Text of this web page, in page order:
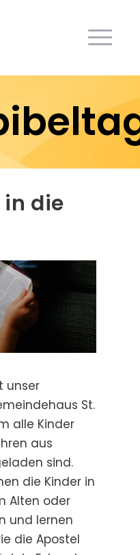
die
unser
St.
alle Kinder
aus
sind.
die Kinder in
Alten oder
und lernen
die Apostel